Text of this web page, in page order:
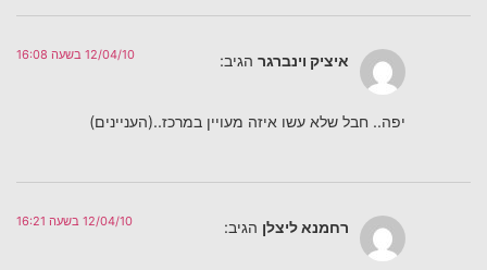
איציק וינברגר הגיב: 12/04/10 בשעה 16:08
יפה.. חבל שלא עשו איזה מעויין במרכז..(העניינים)
רחמנא ליצלן הגיב: 12/04/10 בשעה 16:21